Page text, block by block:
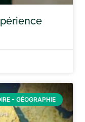
- GÉOGRAPHIE